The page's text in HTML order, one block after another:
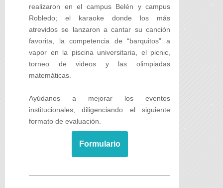
realizaron en el campus Belén y campus
Robledo; el karaoke donde los más
atrevidos se lanzaron a cantar su canción
favorita, la competencia de “barquitos” a
vapor en la piscina universitaria, el picnic,
torneo de videos y las olimpiadas
matemáticas.
Ayúdanos a mejorar los eventos
institucionales, diligenciando el siguiente
formato de evaluación.
Formulario